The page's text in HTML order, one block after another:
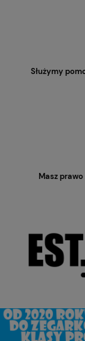
Służymy
Masz